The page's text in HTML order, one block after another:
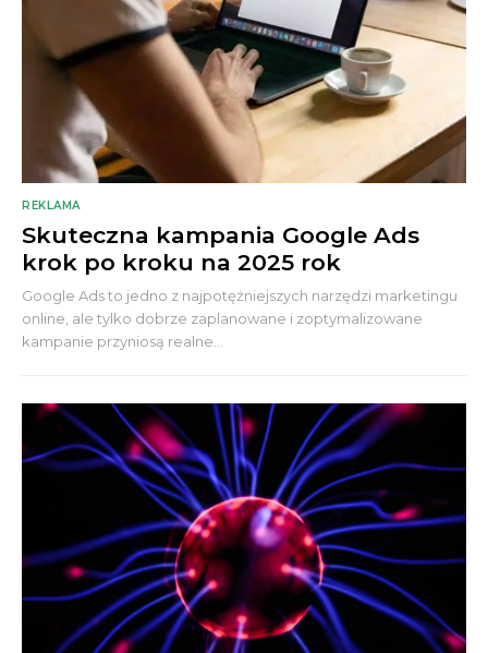
REKLAMA
Skuteczna kampania Google Ads
krok po kroku na 2025 rok
Google Ads to jedno z najpotężniejszych narzędzi marketingu
online, ale tylko dobrze zaplanowane i zoptymalizowane
kampanie przyniosą realne...